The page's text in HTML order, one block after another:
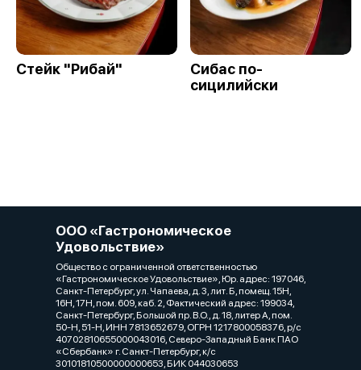
Стейк "Рибай"
Сибас по-
сицилийски
ООО «Гастрономическое
Удовольствие»
Общество с ограниченной ответственностью
«Гастрономическое Удовольствие», Юр. адрес: 197046,
Санкт-Петербург, ул. Чапаева, д. 3, лит. Б, помещ. 15Н,
16Н, 17Н, пом. 609, каб. 2, Фактический адрес: 199034,
Санкт-Петербург, Большой пр. В.О., д. 18, литер А, пом.
50-Н, 51-Н, ИНН 7813652679, ОГРН 1217800058376, р/с
40702810655000043016, Северо-Западный Банк ПАО
«Сбербанк» г. Санкт-Петербург, к/с
30101810500000000653, БИК 044030653